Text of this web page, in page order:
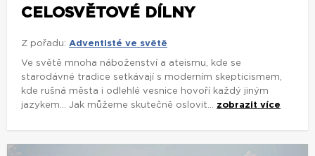
CELOSVĚTOVÉ DÍLNY
Z pořadu: Adventisté ve světě
Ve světě mnoha náboženství a ateismu, kde se
starodávné tradice setkávají s moderním skepticismem,
kde rušná města i odlehlé vesnice hovoří každý jiným
jazykem... Jak můžeme skutečně oslovit... zobrazit více